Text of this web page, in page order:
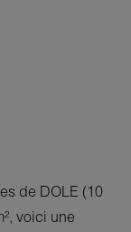
de DOLE (10
voici une